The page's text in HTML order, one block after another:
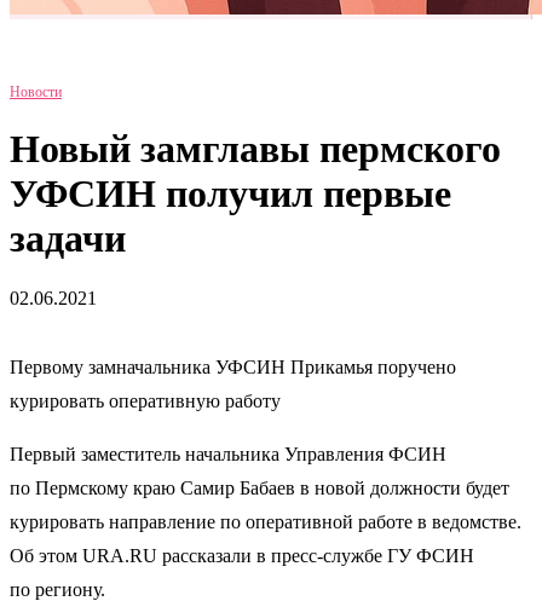
Новости
Новый замглавы пермского
УФСИН получил первые
задачи
02.06.2021
Первому замначальника УФСИН Прикамья поручено
курировать оперативную работу
Первый заместитель начальника Управления ФСИН
по Пермскому краю Самир Бабаев в новой должности будет
курировать направление по оперативной работе в ведомстве.
Об этом URA.RU рассказали в пресс-службе ГУ ФСИН
по региону.